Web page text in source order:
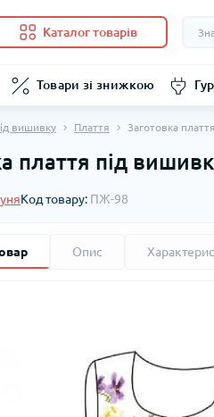
Каталог товарів
Товари зі знижкою
вишивку Плаття Заготовка
плаття під
Код товару: ПЖ-98
Опис